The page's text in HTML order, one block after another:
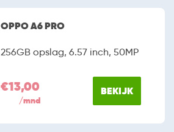
OPPO A6 PRO
256GB opslag, 6.57 inch, 50MP
€13,00
/mnd
BEKIJK